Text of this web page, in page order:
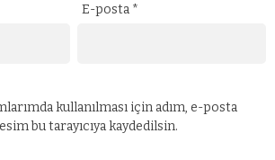
E-posta *
kullanılması için adım, e-posta
bu tarayıcıya kaydedilsin.